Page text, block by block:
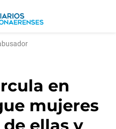
en
mujeres